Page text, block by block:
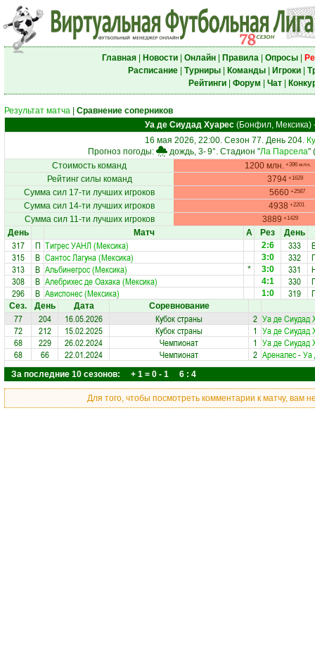
Главная| Новости| Онлайн| Правила| Опросы|
Расписание| Турниры| Команды| Игроки|
Рейтинги| Форум Чат|
Результат матча
Сравнение соперников
Уа де Сиудад Хуарес (Бонфил, Мексика)
16 мая 2026, 22:00. Сезон 77. День 204.
Прогноз погоды:
дождь, 3-9°. Стадион "Ла Парсела"
Стоимость команд
1200 млн. +396 млн.
Рейтинг силы команд 3794 +1628
Сумма сил 17-ти лучших игроков 5660 +2587
Сумма сил 14-ти лучших игроков 4938 +2201
Сумма сил 11-ти лучших игроков 3889 +1429
День Матч А Рез
317 П Тигрес УАНЛ (Мексика) 2:6
315 В Сантос Лагуна (Мексика) 3:0
313 В Альбинегрос (Мексика) * 3:0
308 В Алебрихес де Оахака (Мексика) 4:1
296 В Ависпонес (Мексика) 1:0
День
333
332
331
330
319
Сез. День Дата Соревнование
77 204 16.05.2026 Кубок страны 2 Уа де Сиудад
72
212 15.02.2025 Кубок страны 1 Уа де Сиудад
68
229 26.02.2024 Чемпионат 1 Уа де Сиудад
68
66 22.01.2024 Чемпионат 2 Ареналес-Уа
За последние 10 сезонов: + 1 = 0 - 1 6 : 4
Для того, чтобы посмотреть комментарии к матчу, вам